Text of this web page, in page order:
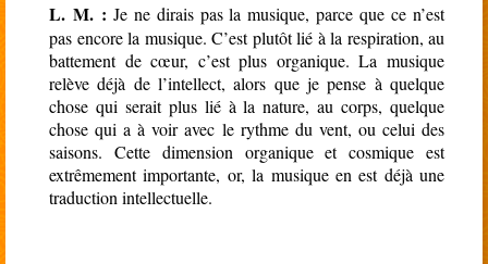
L. M. : Je ne dirais pas la musique, parce que ce n’est
pas encore la musique. C’est plutôt lié à la respiration, au
battement de cœur, c’est plus organique. La musique
relève déjà de l’intellect, alors que je pense à quelque
chose qui serait plus lié à la nature, au corps, quelque
chose qui a à voir avec le rythme du vent, ou celui des
saisons. Cette dimension organique et cosmique est
extrêmement importante, or, la musique en est déjà une
traduction intellectuelle.